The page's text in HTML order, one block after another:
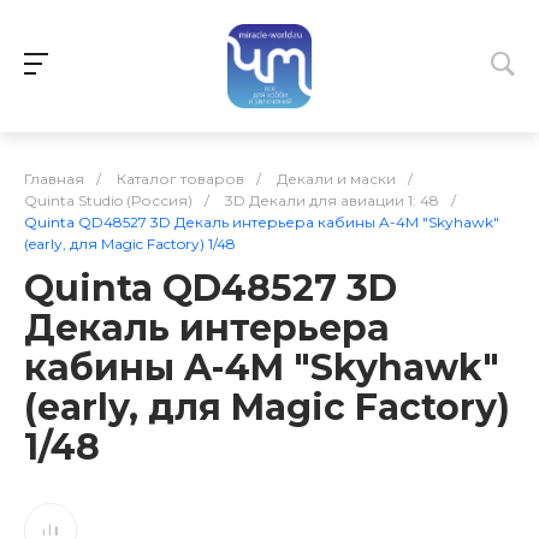
Главная / Каталог товаров / Декали и маски
/
Quinta Studio (Россия)
/ 3D Декали для авиации 1: 48
/
Quinta QD48527 3D Декаль интерьера кабины A-4M "Skyhawk"
(early, для Magic Factory) 1/48
Quinta QD48527 3D
Декаль интерьера
кабины A-4M "Skyhawk"
(early, для Magic Factory)
1/48